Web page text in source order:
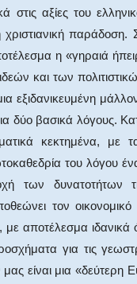
στις αξίες του
παράδοση.
η «γηραιά
και των
εξιδανικευμένη
δύο βασικά λόγους.
κεκτημένα,
του λόγου
των δυνατοτήτων
τον
αποτέλεσμα
για τις
είναι μια «δεύτερη